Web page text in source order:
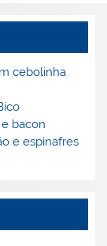
cebolinha
bacon
e espinafres